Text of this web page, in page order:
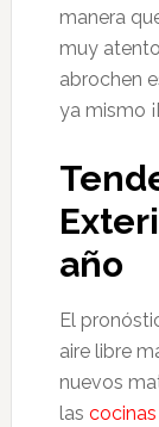
manera
muy
abrochen
ya mismo
año
El
aire libre
nuevos
las cocinas